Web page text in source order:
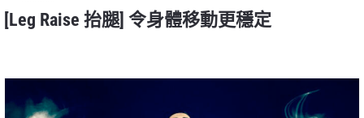
[Leg Raise 抬腿] 令身體移動更穩定